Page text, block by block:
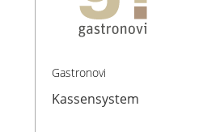
Gastronovi
Kassensystem